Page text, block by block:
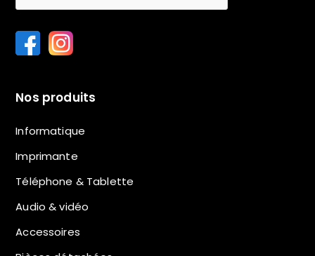
Nos produits
Informatique
Imprimante
Téléphone & Tablette
Audio & vidéo
Accessoires